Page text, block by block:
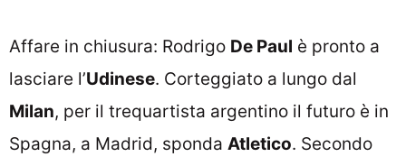
Affare in chiusura: Rodrigo De Paul è pronto a
lasciare l’Udinese. Corteggiato a lungo dal
Milan, per il trequartista argentino il futuro è in
Spagna, a Madrid, sponda Atletico. Secondo